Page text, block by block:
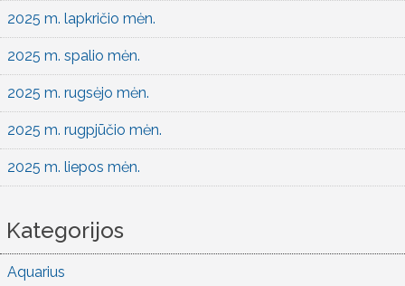
2025 m. lapkričio mėn.
2025 m. spalio mėn.
2025 m. rugsėjo mėn.
2025 m. rugpjūčio mėn.
2025 m. liepos mėn.
Kategorijos
Aquarius